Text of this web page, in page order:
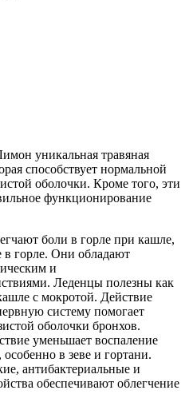
уникальная травяная
способствует нормальной
оболочки. Кроме того, эти
функционирование
боли в горле при кашле,
в горле. Они обладают
и
Леденцы полезны как
с мокротой. Действие
систему помогает
оболочки бронхов.
уменьшает воспаление
в зеве и гортани.
антибактериальные и
обеспечивают облегчение